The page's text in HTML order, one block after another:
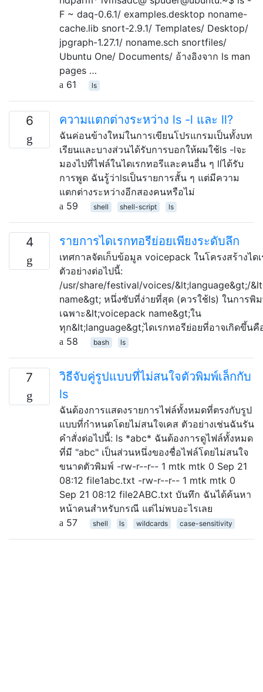
F ~ daq-0.6.1/ examples.desktop noname-
cache.lib snort-2.9.1/ Templates/ Desktop/
jpgraph-1.27.1/ noname.sch snortfiles/
Ubuntu One/ Documents/ อ้างอิงจาก ls man
pages …
61
ls
6 ความแตกต่างระหว่าง ls -l และ ll?
ฉันค่อนข้างใหม่ในการเขียนโปรแกรมเป็นทั้งบท
เรียนและบางส่วนได้รับการบอกให้ผมใช้ls -lจะ
มองไปที่ไฟล์ในไดเรกทอรีและคนอื่น ๆ llได้รับ
การพูด ฉันรู้ว่าlsเป็นรายการสั้น ๆ แต่มีความ
แตกต่างระหว่างอีกสองคนหรือไม่
59
shell shell-script ls
4 รายการไดเรกทอรีย่อยเพียงระดับลึก
เทศกาลจัดเก็บข้อมูล voicepack ในโครงสร้างได
ตัวอย่างต่อไปนี้:
/usr/share/festival/voices/&lt;language&gt;/
name&gt; หนึ่งซับที่ง่ายที่สุด (ควรใช้ls) ในการพิ
เฉพาะ&lt;voicepack name&gt;ใน
ทุก&lt;language&gt;ไดเรกทอรีย่อยที่อาจเกิดขึ้นคื
58
bash ls
7
วิธีจับคู่รูปแบบที่ไม่สนใจตัวพิมพ์เล็กกับ
ls
ฉันต้องการแสดงรายการไฟล์ทั้งหมดที่ตรงกับรูป
แบบที่กำหนดโดยไม่สนใจเคส ตัวอย่างเช่นฉันรัน
คำสั่งต่อไปนี้: ls *abc* ฉันต้องการดูไฟล์ทั้งหมด
ที่มี "abc" เป็นส่วนหนึ่งของชื่อไฟล์โดยไม่สนใจ
ขนาดตัวพิมพ์ -rw-r--r-- 1 mtk mtk 0 Sep 21
08:12 file1abc.txt -rw-r--r-- 1 mtk mtk 0
Sep 21 08:12 file2ABC.txt บันทึก ฉันได้ค้นหา
หน้าคนสำหรับกรณี แต่ไม่พบอะไรเลย
57
shell ls wildcards case-sensitivity